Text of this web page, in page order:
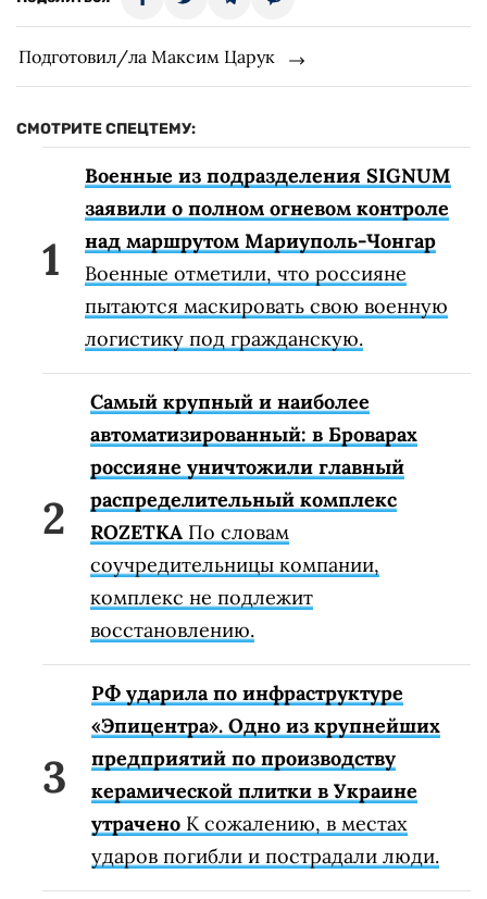
Подготовил/ла Максим Царук
СМОТРИТЕ СПЕЦТЕМУ:
Военные из подразделения SIGNUM
заявили о полном огневом контроле
над маршрутом Мариуполь-Чонгар
Военные отметили, что россияне
пытаются маскировать свою военную
логистику под гражданскую.
Самый крупный и наиболее
автоматизированный: в Броварах
россияне уничтожили главный
распределительный комплекс
ROZETKA По словам
соучредительницы компании,
комплекс не подлежит
восстановлению.
РФ ударила по инфраструктуре
«Эпицентра». Одно из крупнейших
предприятий по производству
керамической плитки в Украине
утрачено К сожалению, в местах
ударов погибли и пострадали люди.